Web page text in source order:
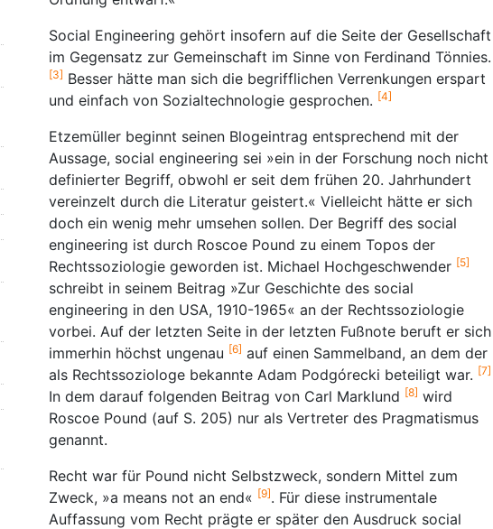
Social Engineering gehört insofern auf die Seite der Gesellschaft
im Gegensatz zur Gemeinschaft im Sinne von Ferdinand Tönnies.
[3] Besser hätte man sich die begrifflichen Verrenkungen erspart
und einfach von Sozialtechnologie gesprochen. [4]
Etzemüller beginnt seinen Blogeintrag entsprechend mit der
Aussage, social engineering sei »ein in der Forschung noch nicht
definierter Begriff, obwohl er seit dem frühen 20. Jahrhundert
vereinzelt durch die Literatur geistert.« Vielleicht hätte er sich
doch ein wenig mehr umsehen sollen. Der Begriff des social
engineering ist durch Roscoe Pound zu einem Topos der
Rechtssoziologie geworden ist. Michael Hochgeschwender [5]
schreibt in seinem Beitrag »Zur Geschichte des social
engineering in den USA, 1910-1965« an der Rechtssoziologie
vorbei. Auf der letzten Seite in der letzten Fußnote beruft er sich
immerhin höchst ungenau [6] auf einen Sammelband, an dem der
als Rechtssoziologe bekannte Adam Podgórecki beteiligt war. [7]
In dem darauf folgenden Beitrag von Carl Marklund [8] wird
Roscoe Pound (auf S. 205) nur als Vertreter des Pragmatismus
genannt.
Recht war für Pound nicht Selbstzweck, sondern Mittel zum
Zweck, »a means not an end« [9]. Für diese instrumentale
Auffassung vom Recht prägte er später den Ausdruck social